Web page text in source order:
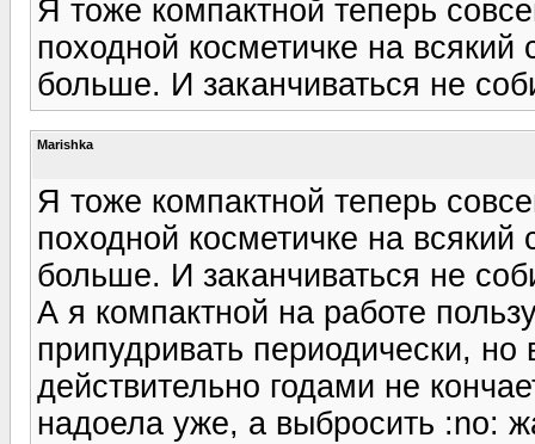
Я тоже компактной теперь
походной косметичке на
больше. И заканчиваться не
Marishka
Я тоже компактной теперь
походной косметичке на
больше. И заканчиваться не
А я компактной на работе
припудривать периодически,
действительно годами не
надоела уже, а выбросить :no: